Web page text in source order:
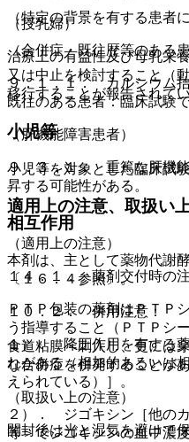
（授乳婦）
治療上の有益性及び母乳栄
又は中止を検討すること（
移行することが報告されて
小児等
小児等を対象とした臨床試
適用上の注意、取扱い
（適用上の注意）
１４．１． 薬剤交付時の
ＰＴＰ包装の薬剤はＰＴＰ
う指導すること（ＰＴＰシ
食道粘膜へ刺入し、更には
な合併症を併発することが
（取扱い上の注意）
開封後は光と湿気を避けて
（特定の背景を有する患者
（合併症・既往歴等のある
９．１．１． カルシウム
既往のある患者：臨床試験
（肝機能障害患者）
９．３．１． 重篤な肝機
昇する可能性がある。
相互作用
本剤は、主として薬物代謝
〔１６．４参照〕。
１０．２． 併用注意：
１）． 降圧作用を有する
れがある（相加的あるいは
えられている）］。
２）． ジゴキシン［他の
等＞でジゴキシンの血中濃